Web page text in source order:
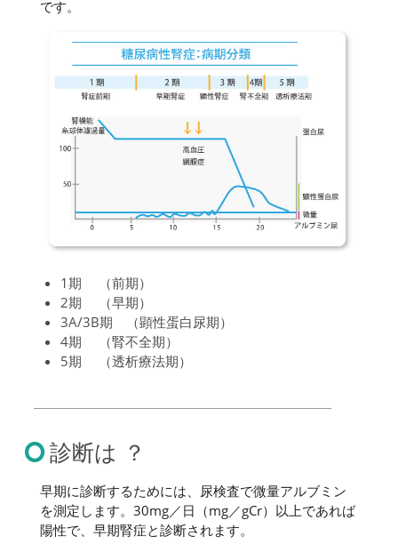
です。
1期 （前期）
2期 （早期）
3A/3B期 （顕性蛋白尿期）
4期 （腎不全期）
5期 （透析療法期）
診断は ？
早期に診断するためには、尿検査で微量アルブミン
を測定します。30mg／日（mg／gCr）以上であれば
陽性で、早期腎症と診断されます。